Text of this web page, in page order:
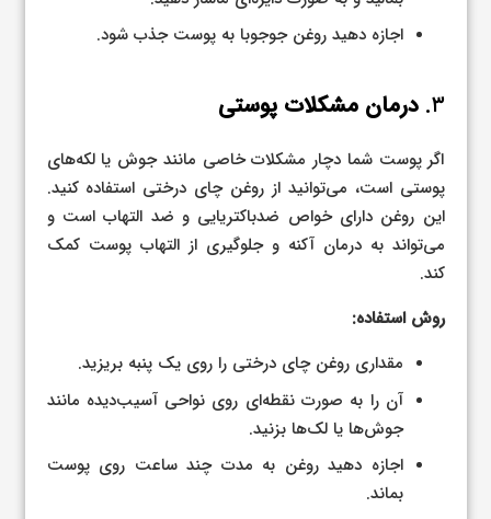
اجازه دهید روغن جوجوبا به پوست جذب شود.
۳. درمان مشکلات پوستی
اگر پوست شما دچار مشکلات خاصی مانند جوش یا لکه‌های
پوستی است، می‌توانید از روغن چای درختی استفاده کنید.
این روغن دارای خواص ضدباکتریایی و ضد التهاب است و
می‌تواند به درمان آکنه و جلوگیری از التهاب پوست کمک
کند.
روش استفاده:
مقداری روغن چای درختی را روی یک پنبه بریزید.
آن را به صورت نقطه‌ای روی نواحی آسیب‌دیده مانند
جوش‌ها یا لک‌ها بزنید.
اجازه دهید روغن به مدت چند ساعت روی پوست
بماند.